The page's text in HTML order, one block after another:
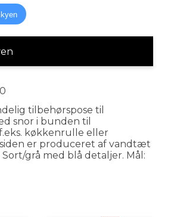
tilbehørspose til
snor i bunden til
køkkenrulle eller
er produceret af vandtæt
Sort/grå med blå detaljer. Mål: